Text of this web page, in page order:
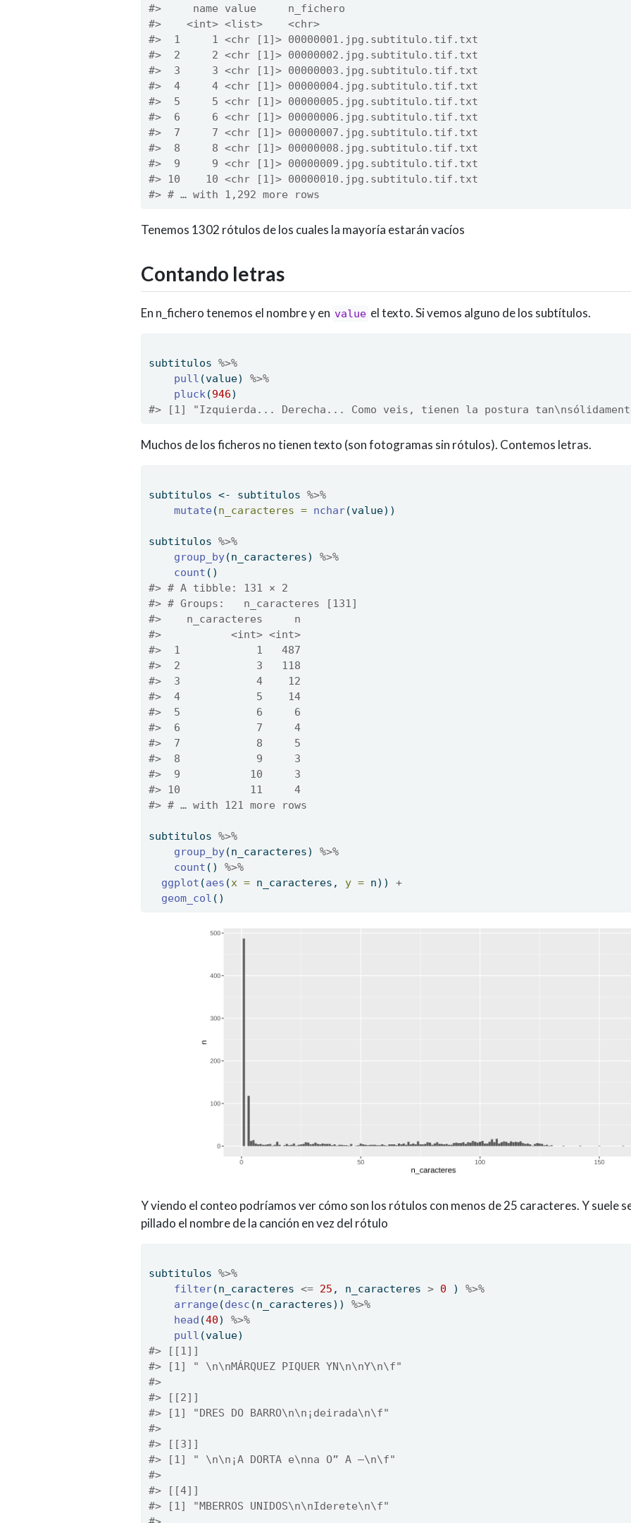
#>     name value     n_fichero
#>    <int> <list>    <chr>
#>  1     1 <chr [1]> 00000001.jpg.subtitulo.tif.txt
#>  2     2 <chr [1]> 00000002.jpg.subtitulo.tif.txt
#>  3     3 <chr [1]> 00000003.jpg.subtitulo.tif.txt
#>  4     4 <chr [1]> 00000004.jpg.subtitulo.tif.txt
#>  5     5 <chr [1]> 00000005.jpg.subtitulo.tif.txt
#>  6     6 <chr [1]> 00000006.jpg.subtitulo.tif.txt
#>  7     7 <chr [1]> 00000007.jpg.subtitulo.tif.txt
#>  8     8 <chr [1]> 00000008.jpg.subtitulo.tif.txt
#>  9     9 <chr [1]> 00000009.jpg.subtitulo.tif.txt
#> 10    10 <chr [1]> 00000010.jpg.subtitulo.tif.txt
#> # … with 1,292 more rows
Tenemos 1302 rótulos de los cuales la mayoría estarán vacíos
Contando letras
En n_fichero tenemos el nombre y en value el texto. Si vemos alguno de los subtítulos.
subtitulos %>%
pull (value) %>%
pluck(946)
#> [1] "Izquierda... Derecha... Como veis, tienen la postura
Muchos de los ficheros no tienen texto (son fotogramas sin rótulos). Contemos letras.
subtitulos <- subtitulos %>%
mutate (n_caracteres = nchar(value))
subtitulos %>%
group_by(n_caracteres) %>%
count ()
#> # A tibble: 131 × 2
#> # Groups:   n_caracteres [131]
#>    n_caracteres     n
#>           <int> <int>
#>  1            1   487
#>  2            3   118
#>  3            4    12
#>  4            5    14
#>  5            6     6
#>  6            7     4
#>  7            8     5
#>  8            9     3
#>  9           10     3
#> 10           11     4
#> # … with 121 more rows
subtitulos %>%
group_by(n_caracteres) %>%
count () %>%
ggplot (aes (x = n_caracteres, y = n)) +
geom_col ()
Y viendo el conteo podríamos ver cómo son los rótulos con menos de 25 caracteres. Y suele
pillado el nombre de la canción en vez del rótulo
subtitulos %>%
filter(n_caracteres <= 25 , n_caracteres > 0 ) %>%
arrange (desc (n_caracteres)) %>%
head (40) %>%
pull (value)
#> [[1]]
#> [1] " \n\nMÁRQUEZ PIQUER YN\n\nY\n\f"
#>
#> [[2]]
#> [1] "DRES DO BARRO\n\n¡deirada\n\f"
#>
#> [[3]]
#> [1] " \n\n¡A DORTA e\nna O” A —\n\f"
#>
#> [[4]]
#> [1] "MBERROS UNIDOS\n\nIderete\n\f"